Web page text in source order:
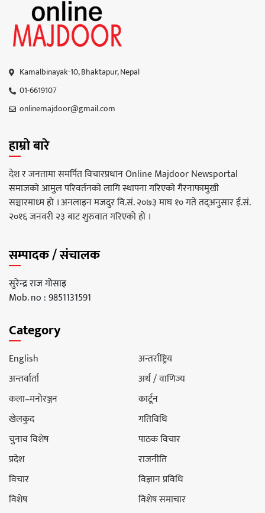
Kamalbinayak-10, Bhaktapur, Nepal
01-6619107
onlinemajdoor@gmail.com
हाम्रो बारे
देश र जनतामा समर्पित विचारप्रधान Online Majdoor Newsportal
समाजको आमुल परिवर्तनको लागि स्थापना गरिएको गैरनाफामुखी
सञ्चारमाध्म हो । अनलाइन मजदुर वि.सं. २०७३ माघ १० गते तद्अनुसार ई.सं.
२०१६ जनवरी २३ बाट शुरुवात गरिएको हो ।
सम्पादक / संचालक
सुरेन्द्र राज गोसाइ
Mob. no : 9851131591
Category
English
अन्तर्राष्ट्रिय
अन्तर्वार्ता
अर्थ / वाणिज्य
कला–मनोरञ्जन
कार्टून
खेलकुद
गतिविधि
चुनाव विशेष
पाठक विचार
प्रदेश
राजनीति
विचार
विज्ञान प्रविधि
विशेष
विशेष समाचार